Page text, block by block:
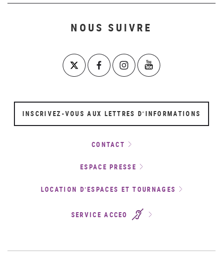
NOUS SUIVRE
INSCRIVEZ-VOUS AUX LETTRES D’INFORMATIONS
CONTACT
ESPACE PRESSE
LOCATION D’ESPACES ET TOURNAGES
SERVICE ACCEO